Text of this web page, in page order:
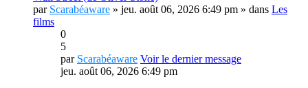
par Scarabéaware » jeu. août 06, 2026 6:49 pm » dans Les
films
0
5
par Scarabéaware Voir le dernier message
jeu. août 06, 2026 6:49 pm